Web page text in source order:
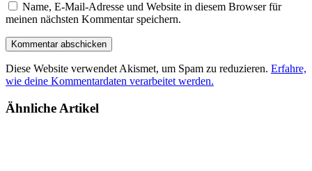
Name, E-Mail-Adresse und Website in diesem Browser für
meinen nächsten Kommentar speichern.
Diese Website verwendet Akismet, um Spam zu reduzieren. Erfahre,
wie deine Kommentardaten verarbeitet werden.
Ähnliche Artikel